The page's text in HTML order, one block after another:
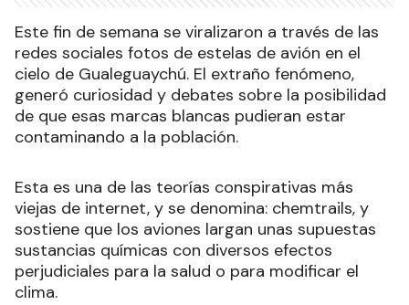
Este fin de semana se viralizaron a través de las
redes sociales fotos de estelas de avión en el
cielo de Gualeguaychú. El extraño fenómeno,
generó curiosidad y debates sobre la posibilidad
de que esas marcas blancas pudieran estar
contaminando a la población.
Esta es una de las teorías conspirativas más
viejas de internet, y se denomina: chemtrails, y
sostiene que los aviones largan unas supuestas
sustancias químicas con diversos efectos
perjudiciales para la salud o para modificar el
clima.